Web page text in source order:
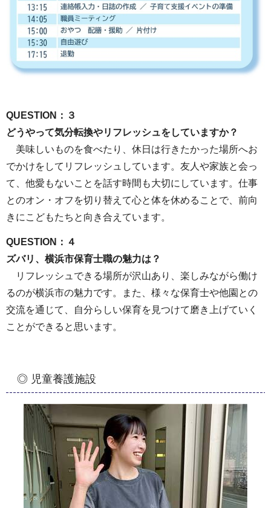
QUESTION：３
どうやって気分転換やリフレッシュをしていますか？
美味しいものを食べたり、休日は行きたかった場所へお
でかけをしてリフレッシュしています。友人や家族と会っ
て、他愛もないことを話す時間も大切にしています。仕事
とのオン・オフを切り替えて心と体を休めることで、前向
きにこどもたちと向き合えています。
QUESTION：４
ズバリ、横浜市保育士職の魅力は？
リフレッシュできる場所が沢山あり、楽しみながら働け
るのが横浜市の魅力です。また、様々な保育士や他園との
交流を通じて、自分らしい保育を見つけて磨き上げていく
ことができると思います。
◎ 児童養護施設